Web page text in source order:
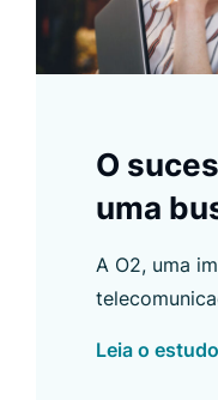
O
uma
no site
portal
A O2, uma
para 49% e
Leia o